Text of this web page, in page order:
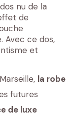
nu de la
de
Avec ce dos,
et
la robe
futures
de luxe